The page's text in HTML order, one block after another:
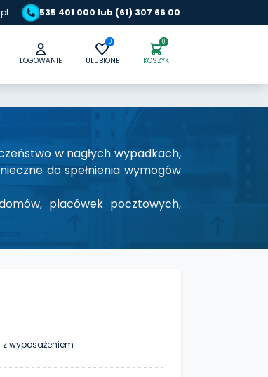
535 401 000 lub (61) 307 66 00
LOGOWANIE
0
ULUBIONE
0
KOSZYK
w nagłych wypadkach,
do spełnienia wymogów
placówek pocztowych,
z wyposażeniem